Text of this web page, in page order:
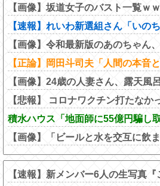
【画像】坂道女子のバスト一覧ｗ
【速報】れいわ新選組さん「いの
【画像】令和最新版のあのちゃん
【正論】岡田斗司夫「人間の本音
【画像】24歳の人妻さん、露天風
【悲報】 コロナワクチン打たなか
積水ハウス「地面師に55億円騙し
【画像】「ビールと水を交互に飲
【速報】新メンバー6人の生写真